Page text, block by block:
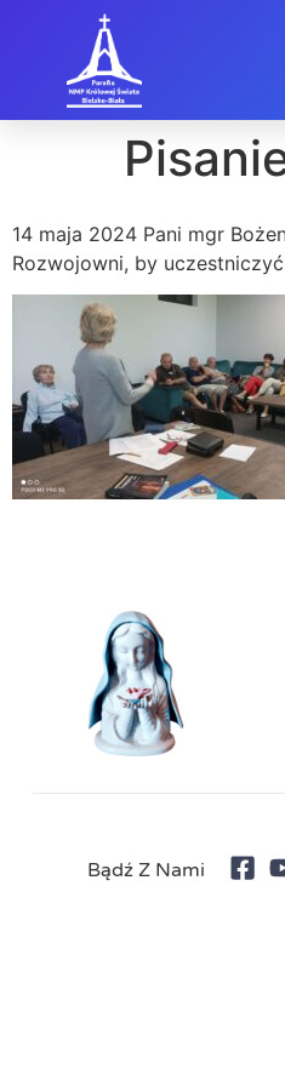
14 maja 2024 Pani mgr
Rozwojowni, by
Bądź Z Nami